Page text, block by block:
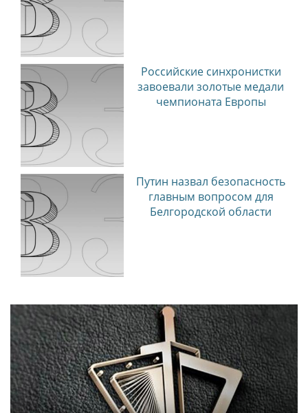
Российские синхронистки
завоевали золотые медали
чемпионата Европы
Путин назвал безопасность
главным вопросом для
Белгородской области